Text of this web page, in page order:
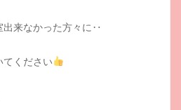
出来なかった方々に‥
てください